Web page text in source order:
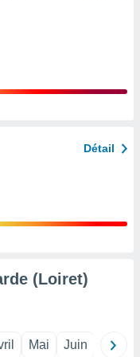
Détail
(Loiret)
Mai Juin Juillet